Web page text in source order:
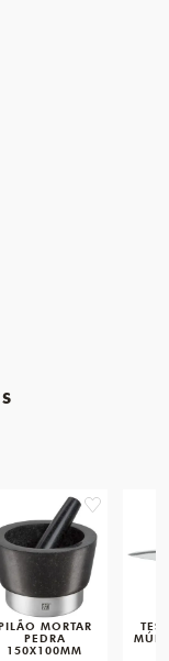
favorite
MORTAR
PEDRA
150X100MM